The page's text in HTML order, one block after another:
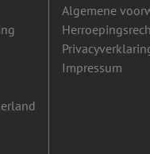
Algemene
Impressum